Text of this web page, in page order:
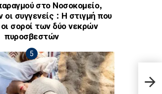
σε
στο Νοσοκομείο,
οι συγγενείς : Η στιγμή που
σοροί των δύο νεκρών
πυροσβεστών